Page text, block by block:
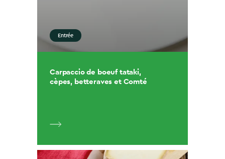
Entrée
Carpaccio de boeuf tataki,
cèpes, betteraves et Comté